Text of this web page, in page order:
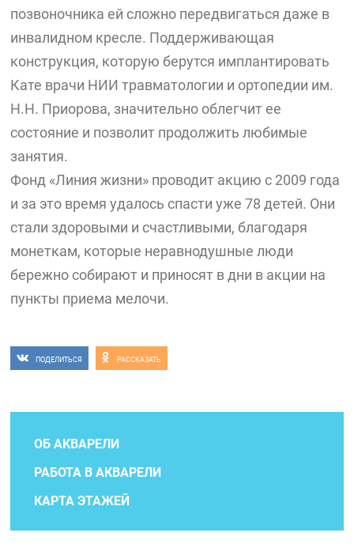
позвоночника ей сложно передвигаться даже в
инвалидном кресле. Поддерживающая
конструкция, которую берутся имплантировать
Кате врачи НИИ травматологии и ортопедии им.
Н.Н. Приорова, значительно облегчит ее
состояние и позволит продолжить любимые
занятия.
Фонд «Линия жизни» проводит акцию с 2009 года
и за это время удалось спасти уже 78 детей. Они
стали здоровыми и счастливыми, благодаря
монеткам, которые неравнодушные люди
бережно собирают и приносят в дни в акции на
пункты приема мелочи.
ПОДЕЛИТЬСЯ РАССКАЗАТЬ
ОБ АКВАРЕЛИ
РАБОТА В АКВАРЕЛИ
КАРТА ЭТАЖЕЙ